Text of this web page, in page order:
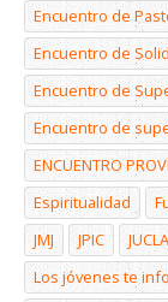
Encuentro de
Encuentro de
Encuentro de
Encuentro de
ENCUENTRO
Espiritualidad
JMJ
JPIC JUCLA
Los jóvenes te